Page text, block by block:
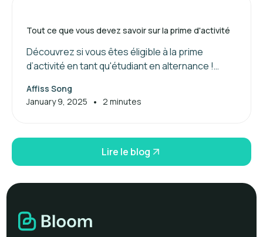
Tout ce que vous devez savoir sur la prime d'activité
Découvrez si vous êtes éligible à la prime
d’activité en tant qu'étudiant en alternance !
Affiss Song
January 9, 2025
• 2 minutes
Lire le blog